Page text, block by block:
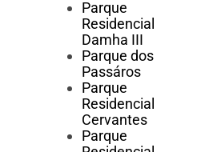
Parque
Residencial
Damha III
Parque dos
Passáros
Parque
Residencial
Cervantes
Parque